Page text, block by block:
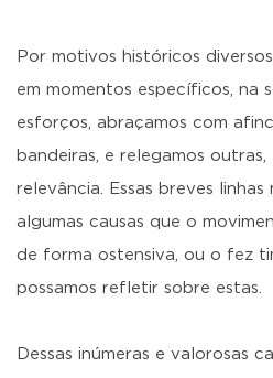
Por motivos históricos
em momentos específicos, na
esforços, abraçamos com
bandeiras, e relegamos
relevância. Essas breves
algumas causas que o
de forma ostensiva, ou o fez
possamos refletir sobre estas.
Dessas inúmeras e valorosas